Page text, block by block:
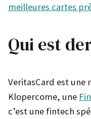
meilleures cartes
Qui est
VeritasCard est une
Klopercome, une
c’est une fintech